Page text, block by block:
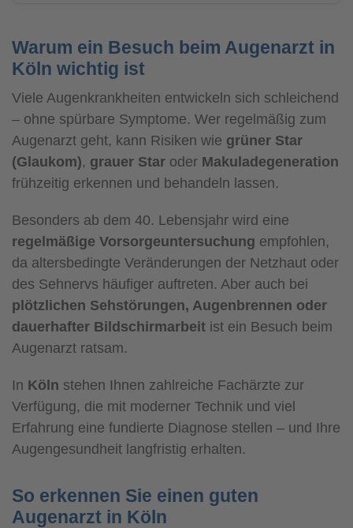
Warum ein Besuch beim Augenarzt in
Köln wichtig ist
Viele Augenkrankheiten entwickeln sich schleichend
– ohne spürbare Symptome. Wer regelmäßig zum
Augenarzt geht, kann Risiken wie grüner Star
(Glaukom), grauer Star oder Makuladegeneration
frühzeitig erkennen und behandeln lassen.
Besonders ab dem 40. Lebensjahr wird eine
regelmäßige Vorsorgeuntersuchung empfohlen,
da altersbedingte Veränderungen der Netzhaut oder
des Sehnervs häufiger auftreten. Aber auch bei
plötzlichen Sehstörungen, Augenbrennen oder
dauerhafter Bildschirmarbeit ist ein Besuch beim
Augenarzt ratsam.
In Köln stehen Ihnen zahlreiche Fachärzte zur
Verfügung, die mit moderner Technik und viel
Erfahrung eine fundierte Diagnose stellen – und Ihre
Augengesundheit langfristig erhalten.
So erkennen Sie einen guten
Augenarzt in Köln